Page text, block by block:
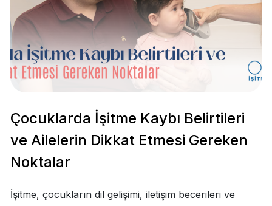
Çocuklarda İşitme Kaybı Belirtileri
ve Ailelerin Dikkat Etmesi Gereken
Noktalar
İşitme, çocukların dil gelişimi, iletişim becerileri ve